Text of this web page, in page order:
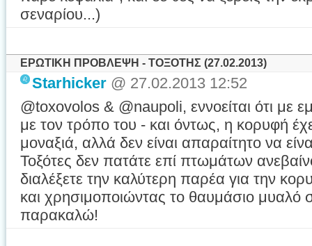
σεναρίου...)
ΕΡΩΤΙΚΗ ΠΡΟΒΛΕΨΗ - ΤΟΞΟΤΗΣ (27.02.2013)
Starhicker @ 27.02.2013 12:52
@toxovolos & @naupoli, εννοείται ότι με
με τον τρόπο του - και όντως, η κορυφή
μοναξιά, αλλά δεν είναι απαραίτητο να
Τοξότες δεν πατάτε επί πτωμάτων
διαλέξετε την καλύτερη παρέα για την
και χρησιμοποιώντας το θαυμάσιο μυαλό
παρακαλώ!